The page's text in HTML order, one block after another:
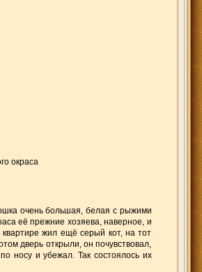
окраса
очень большая, белая с рыжими
её прежние хозяева, наверное, и
жил ещё серый кот, на тот
дверь открыли, он почувствовал,
носу и убежал. Так состоялось их